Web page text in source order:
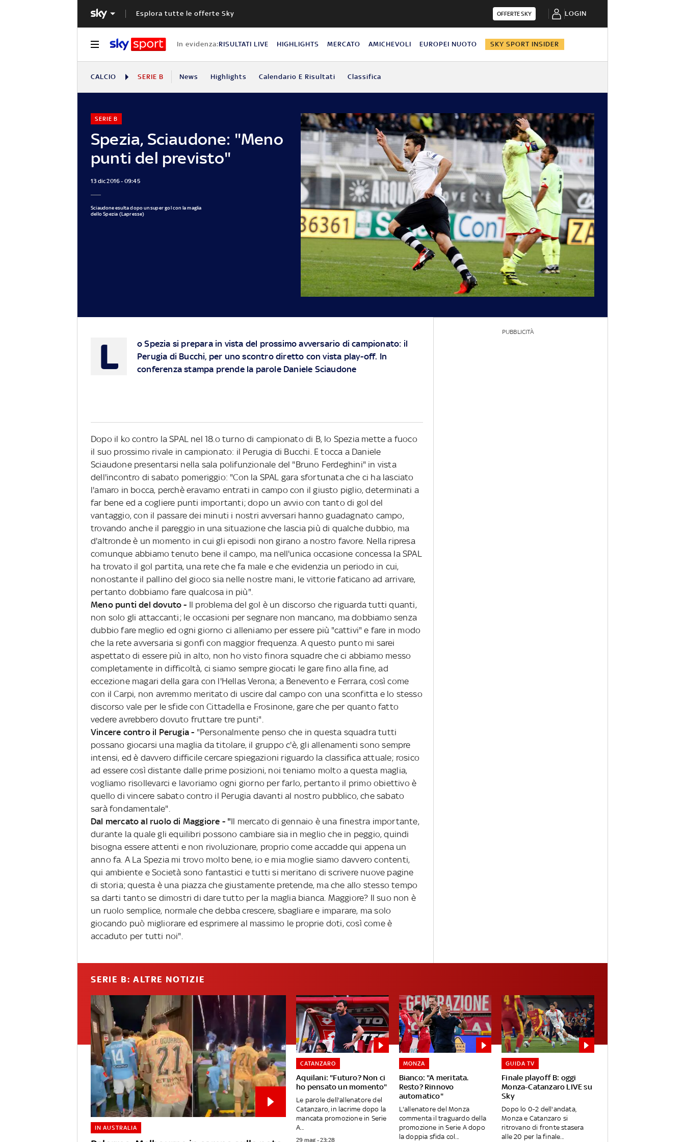
Esplora tutte le offerte Sky OFFERTE SKY LOGIN
In evidenza:RISULTATI LIVE HIGHLIGHTS MERCATO AMICHEVOLI EUROPEI NUOTO SKY SPORT INSIDER
CALCIO SERIE B News Highlights Calendario E Risultati Classifica
Spezia, Sciaudone: "Meno
punti del previsto"
SERIE B
13 dic 2016 - 09:45
Sciaudone esulta dopo un super gol con la maglia
dello Spezia (Lapresse)
L
o Spezia si prepara in vista del prossimo avversario di campionato: il
Perugia di Bucchi, per uno scontro diretto con vista play-off. In
conferenza stampa prende la parole Daniele Sciaudone
Dopo il ko contro la SPAL nel 18.o turno di campionato di B, lo Spezia mette a fuoco
il suo prossimo rivale in campionato: il Perugia di Bucchi. E tocca a Daniele
Sciaudone presentarsi nella sala polifunzionale del "Bruno Ferdeghini" in vista
dell'incontro di sabato pomeriggio: "Con la SPAL gara sfortunata che ci ha lasciato
l'amaro in bocca, perchè eravamo entrati in campo con il giusto piglio, determinati a
far bene ed a cogliere punti importanti; dopo un avvio con tanto di gol del
vantaggio, con il passare dei minuti i nostri avversari hanno guadagnato campo,
trovando anche il pareggio in una situazione che lascia più di qualche dubbio, ma
d'altronde è un momento in cui gli episodi non girano a nostro favore. Nella ripresa
comunque abbiamo tenuto bene il campo, ma nell'unica occasione concessa la SPAL
ha trovato il gol partita, una rete che fa male e che evidenzia un periodo in cui,
nonostante il pallino del gioco sia nelle nostre mani, le vittorie faticano ad arrivare,
pertanto dobbiamo fare qualcosa in più".
Meno punti del dovuto - Il problema del gol è un discorso che riguarda tutti quanti,
non solo gli attaccanti; le occasioni per segnare non mancano, ma dobbiamo senza
dubbio fare meglio ed ogni giorno ci alleniamo per essere più "cattivi" e fare in modo
che la rete avversaria si gonfi con maggior frequenza. A questo punto mi sarei
aspettato di essere più in alto, non ho visto finora squadre che ci abbiamo messo
completamente in difficoltà, ci siamo sempre giocati le gare fino alla fine, ad
eccezione magari della gara con l'Hellas Verona; a Benevento e Ferrara, così come
con il Carpi, non avremmo meritato di uscire dal campo con una sconfitta e lo stesso
discorso vale per le sfide con Cittadella e Frosinone, gare che per quanto fatto
vedere avrebbero dovuto fruttare tre punti".
Vincere contro il Perugia - "Personalmente penso che in questa squadra tutti
possano giocarsi una maglia da titolare, il gruppo c'è, gli allenamenti sono sempre
intensi, ed è davvero difficile cercare spiegazioni riguardo la classifica attuale; rosico
ad essere così distante dalle prime posizioni, noi teniamo molto a questa maglia,
vogliamo risollevarci e lavoriamo ogni giorno per farlo, pertanto il primo obiettivo è
quello di vincere sabato contro il Perugia davanti al nostro pubblico, che sabato
sarà fondamentale".
Dal mercato al ruolo di Maggiore - "Il mercato di gennaio è una finestra importante,
durante la quale gli equilibri possono cambiare sia in meglio che in peggio, quindi
bisogna essere attenti e non rivoluzionare, proprio come accadde qui appena un
anno fa. A La Spezia mi trovo molto bene, io e mia moglie siamo davvero contenti,
qui ambiente e Società sono fantastici e tutti si meritano di scrivere nuove pagine
di storia; questa è una piazza che giustamente pretende, ma che allo stesso tempo
sa darti tanto se dimostri di dare tutto per la maglia bianca. Maggiore? Il suo non è
un ruolo semplice, normale che debba crescere, sbagliare e imparare, ma solo
giocando può migliorare ed esprimere al massimo le proprie doti, così come è
accaduto per tutti noi".
PUBBLICITÀ
SERIE B: ALTRE NOTIZIE
IN AUSTRALIA
Aquilani: "Futuro? Non ci
ho pensato un momento"
CATANZARO
Le parole dell'allenatore del
Catanzaro, in lacrime dopo la
mancata promozione in Serie
A...
29 mag - 23:28
Bianco: "A meritata.
Resto? Rinnovo
automatico"
MONZA
L'allenatore del Monza
commenta il traguardo della
promozione in Serie A dopo
la doppia sfida col...
Finale playoff B: oggi
Monza-Catanzaro LIVE su
Sky
GUIDA TV
Dopo lo 0-2 dell'andata,
Monza e Catanzaro si
ritrovano di fronte stasera
alle 20 per la finale...